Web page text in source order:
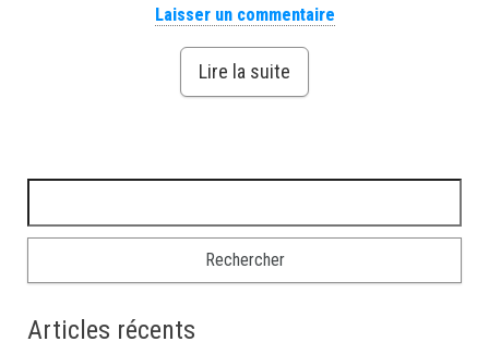
Laisser un commentaire
Lire la suite
Articles récents